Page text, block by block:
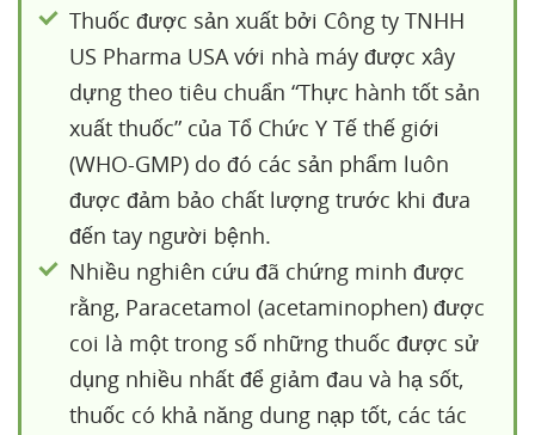
Thuốc được sản xuất bởi Công ty TNHH
US Pharma USA với nhà máy được xây
dựng theo tiêu chuẩn “Thực hành tốt sản
xuất thuốc” của Tổ Chức Y Tế thế giới
(WHO-GMP) do đó các sản phẩm luôn
được đảm bảo chất lượng trước khi đưa
đến tay người bệnh.
Nhiều nghiên cứu đã chứng minh được
rằng, Paracetamol (acetaminophen) được
coi là một trong số những thuốc được sử
dụng nhiều nhất để giảm đau và hạ sốt,
thuốc có khả năng dung nạp tốt, các tác